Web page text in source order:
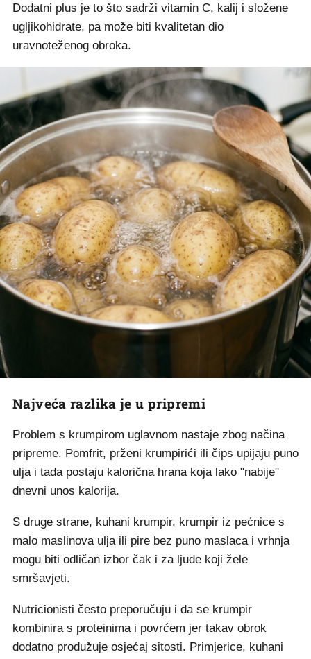
Dodatni plus je to što sadrži vitamin C, kalij i složene
ugljikohidrate, pa može biti kvalitetan dio
uravnoteženog obroka.
Najveća razlika je u pripremi
Problem s krumpirom uglavnom nastaje zbog načina
pripreme. Pomfrit, prženi krumpirići ili čips upijaju puno
ulja i tada postaju kalorična hrana koja lako "nabije"
dnevni unos kalorija.
S druge strane, kuhani krumpir, krumpir iz pećnice s
malo maslinova ulja ili pire bez puno maslaca i vrhnja
mogu biti odličan izbor čak i za ljude koji žele
smršavjeti.
Nutricionisti često preporučuju i da se krumpir
kombinira s proteinima i povrćem jer takav obrok
dodatno produžuje osjećaj sitosti. Primjerice, kuhani